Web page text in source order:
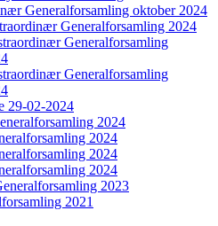
Generalforsamling oktober 2024
Generalforsamling 2024
Generalforsamling
Generalforsamling
29-02-2024
2024
2024
2024
2024
2023
2021